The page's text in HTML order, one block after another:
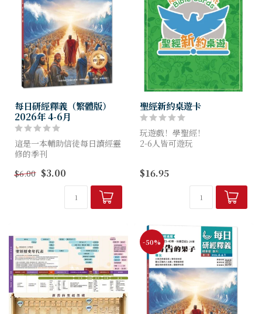
每日研經釋義（繁體版）
2026年 4-6月
這是一本輔助信徒每日讀經靈
修的季刊
理，
養成讀經習慣，突破靈修艱
$6.00 $3.00
聖經新約桌遊卡
玩遊戲！學聖經！
2-6人皆可遊玩
複習舊約聖經的人物、 地
理、歷史及事件，寓教於樂，
強化記憶，一舉數得！
$16.95
-50%